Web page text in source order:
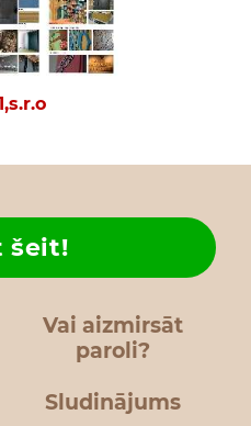
Vai aizmirsāt
paroli?
šeit!
Sludinājums